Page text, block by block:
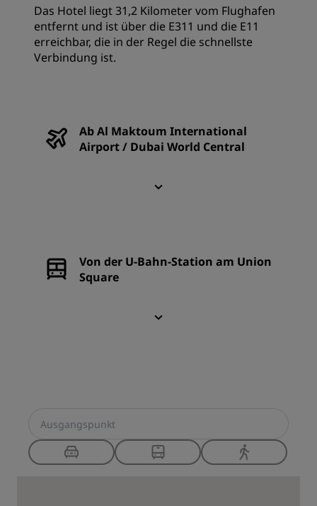
Das Hotel liegt 31,2 Kilometer vom Flughafen
entfernt und ist über die E311 und die E11
erreichbar, die in der Regel die schnellste
Verbindung ist.
Ab Al Maktoum International
Airport / Dubai World Central
Von der U-Bahn-Station am Union
Square